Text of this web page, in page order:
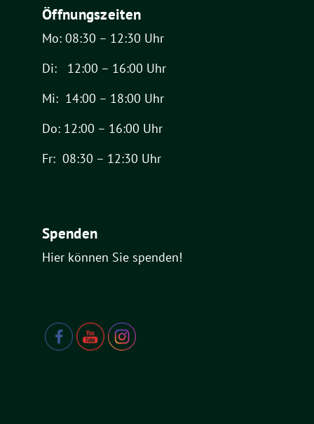
Öffnungszeiten
Mo: 08:30 – 12:30 Uhr
Di: 12:00 – 16:00 Uhr
Mi: 14:00 – 18:00 Uhr
Do: 12:00 – 16:00 Uhr
Fr: 08:30 – 12:30 Uhr
Spenden
Hier können Sie spenden!